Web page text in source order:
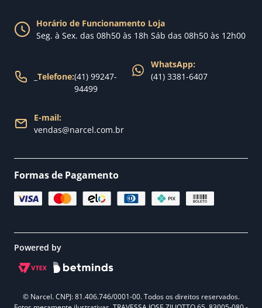
Nossa loja
Política de Trocas
Política de Entrega
Horário de Funcionamento Loja
Seg. à Sex. das 08h50 às 18h Sáb das 08h50 às 12h00
Telefone:(41) 99247-
94499
WhatsApp:
(41) 3381-6407
E-mail:
vendas@narcel.com.br
Formas de Pagamento
Powered by
© Narcel. CNPJ: 81.406.746/0001-00. Todos os direitos reservados.